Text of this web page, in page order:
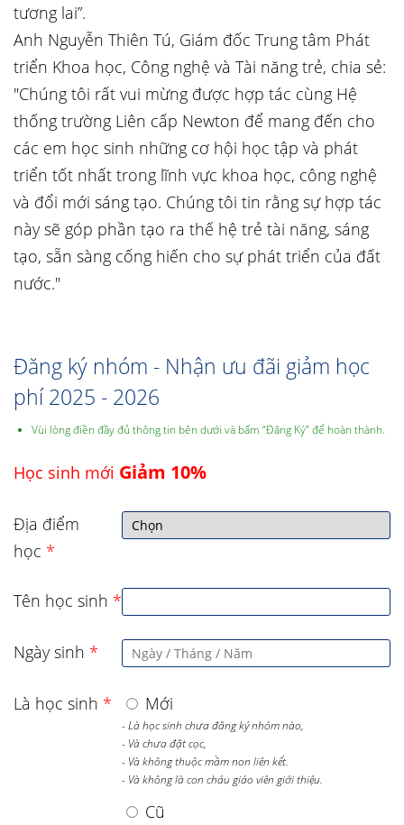
tương lai”.
Anh Nguyễn Thiên Tú, Giám đốc Trung tâm Phát
triển Khoa học, Công nghệ và Tài năng trẻ, chia sẻ:
"Chúng tôi rất vui mừng được hợp tác cùng Hệ
thống trường Liên cấp Newton để mang đến cho
các em học sinh những cơ hội học tập và phát
triển tốt nhất trong lĩnh vực khoa học, công nghệ
và đổi mới sáng tạo. Chúng tôi tin rằng sự hợp tác
này sẽ góp phần tạo ra thế hệ trẻ tài năng, sáng
tạo, sẵn sàng cống hiến cho sự phát triển của đất
nước."
Đăng ký nhóm - Nhận ưu đãi giảm học
phí 2025 - 2026
Vùi lòng điền đầy đủ thông tin bên dưới và bấm “Đăng Ký” để hoàn thành.
Học sinh mới Giảm 10%
Địa điểm
học *
Tên học sinh *
Ngày sinh *
Là học sinh * Mới
- Là học sinh chưa đăng ký nhóm nào,
- Và chưa đặt cọc,
- Và không thuộc mầm non liên kết.
- Và không là con cháu giáo viên giới thiệu.
Cũ